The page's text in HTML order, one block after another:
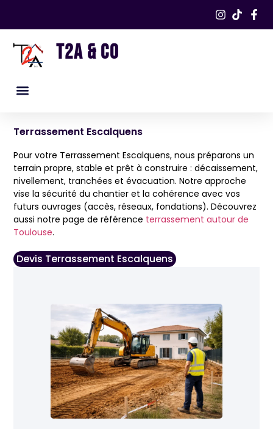
T2A & CO
Terrassement Escalquens
Pour votre Terrassement Escalquens, nous préparons un
terrain propre, stable et prêt à construire : décaissement,
nivellement, tranchées et évacuation. Notre approche
vise la sécurité du chantier et la cohérence avec vos
futurs ouvrages (accès, réseaux, fondations). Découvrez
aussi notre page de référence terrassement autour de
Toulouse.
Devis Terrassement Escalquens